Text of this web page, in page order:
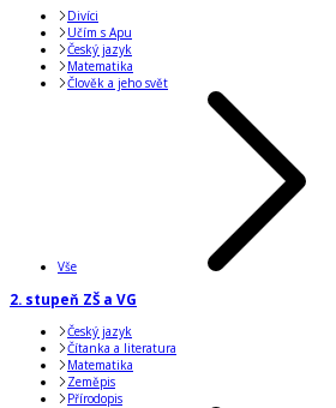
Divíci
Učím s Apu
Český jazyk
Matematika
Člověk a jeho svět
Vše
2. stupeň ZŠ a VG
Český jazyk
Čítanka a literatura
Matematika
Zeměpis
Přírodopis